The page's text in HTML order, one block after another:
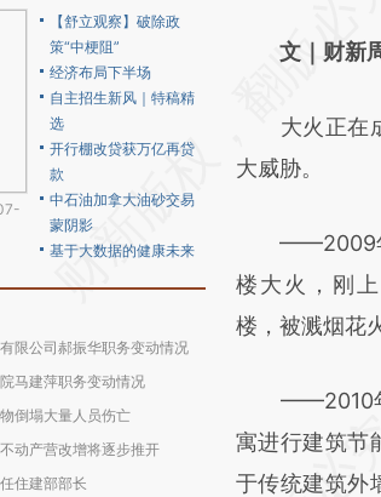
【舒立观察】破除政
策“中梗阻”
经济布局下半场
自主招生新风｜特稿精
选
开行棚改贷获万亿再贷
款
中石油加拿大油砂交易
蒙阴影
基于大数据的健康未来
限公司郝振华职务变动情况
马建萍职务变动情况
倒塌大量人员伤亡
动产营改增将逐步推开
住建部部长
[https://
成，可能与
新观点和立场
文｜财新
大火正在成
大威胁。
——2009年
楼大火，刚
楼，被溅烟花
——2010年
寓进行建筑节
于传统建筑外